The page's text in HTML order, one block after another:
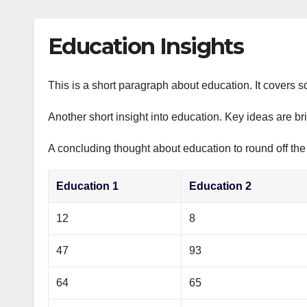
Education Insights
This is a short paragraph about education. It covers
Another short insight into education. Key ideas are
A concluding thought about education to round off
Education 1 Education 2
12 8
47 93
64 65